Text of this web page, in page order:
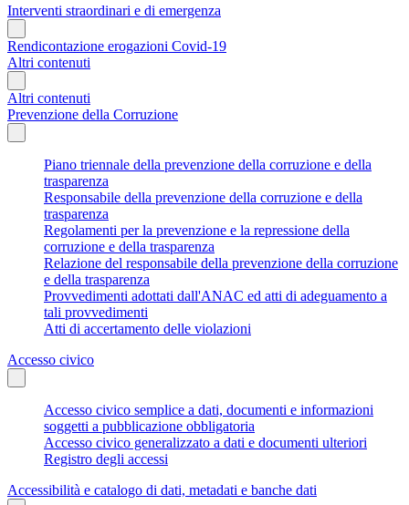
Interventi straordinari e di emergenza
Rendicontazione erogazioni Covid-19
Altri contenuti
Altri contenuti
Prevenzione della Corruzione
Piano triennale della prevenzione della corruzione e della
trasparenza
Responsabile della prevenzione della corruzione e della
trasparenza
Regolamenti per la prevenzione e la repressione della
corruzione e della trasparenza
Relazione del responsabile della prevenzione della corruzione
e della trasparenza
Provvedimenti adottati dall'ANAC ed atti di adeguamento a
tali provvedimenti
Atti di accertamento delle violazioni
Accesso civico
Accesso civico semplice a dati, documenti e informazioni
soggetti a pubblicazione obbligatoria
Accesso civico generalizzato a dati e documenti ulteriori
Registro degli accessi
Accessibilità e catalogo di dati, metadati e banche dati